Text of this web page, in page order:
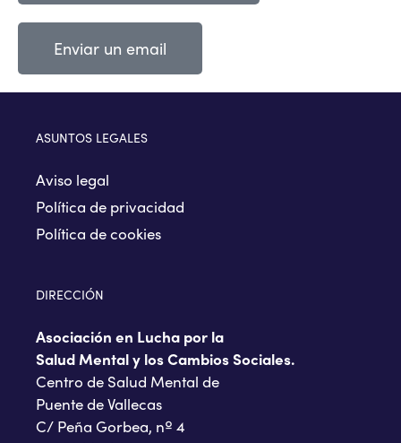
Enviar un email
ASUNTOS LEGALES
Aviso legal
Política de privacidad
Política de cookies
DIRECCIÓN
Asociación en Lucha por la
Salud Mental y los Cambios Sociales.
Centro de Salud Mental de
Puente de Vallecas
C/ Peña Gorbea, nº 4